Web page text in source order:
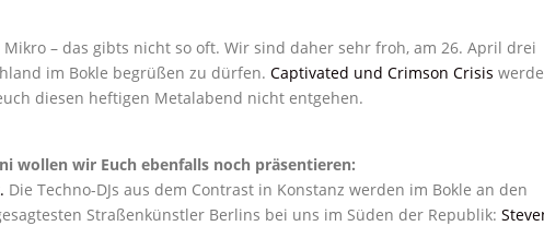
– das gibts nicht so oft. Wir sind daher sehr froh, am 26. April drei
im Bokle begrüßen zu dürfen. Captivated und Crimson Crisis
diesen heftigen Metalabend nicht entgehen.
wollen wir Euch ebenfalls noch präsentieren:
Die Techno-DJs aus dem Contrast in Konstanz werden im Bokle an den
Straßenkünstler Berlins bei uns im Süden der Republik: